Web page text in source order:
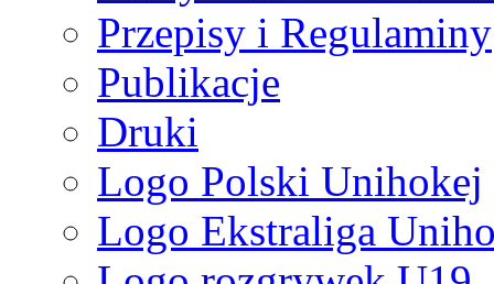
Przepisy i Regulaminy
Publikacje
Druki
Logo Polski Unihokej
Logo Ekstraliga